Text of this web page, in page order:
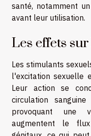
santé, notamment
avant leur utilisation.
Les effets
Les stimulants
l'excitation sexuelle
Leur action se
circulation
provoquant une
augmentent le